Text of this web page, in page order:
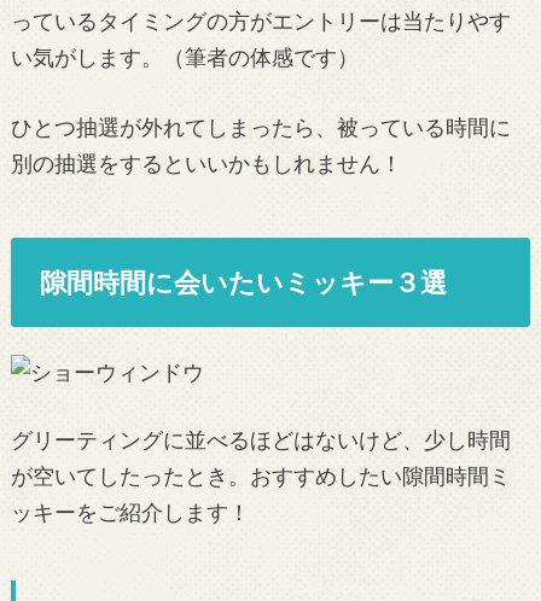
っているタイミングの方がエントリーは当たりやす
い気がします。（筆者の体感です）
ひとつ抽選が外れてしまったら、被っている時間に
別の抽選をするといいかもしれません！
隙間時間に会いたいミッキー３選
グリーティングに並べるほどはないけど、少し時間
が空いてしたったとき。おすすめしたい隙間時間ミ
ッキーをご紹介します！